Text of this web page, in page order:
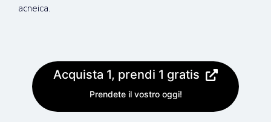
acneica.
Acquista 1, prendi 1 gratis
Prendete il vostro oggi!